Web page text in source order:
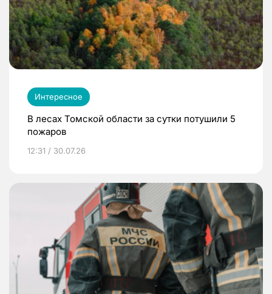
Интересное
В лесах Томской области за сутки потушили 5
пожаров
12:31 / 30.07.26